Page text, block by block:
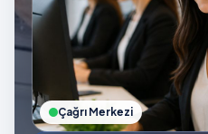
Çağrı Merkezi